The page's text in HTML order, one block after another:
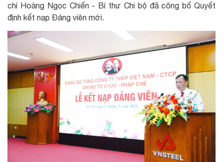
chí Hoàng Ngọc Chiến - Bí thư Chi bộ đã công bố Quyết
định kết nạp Đảng viên mới.